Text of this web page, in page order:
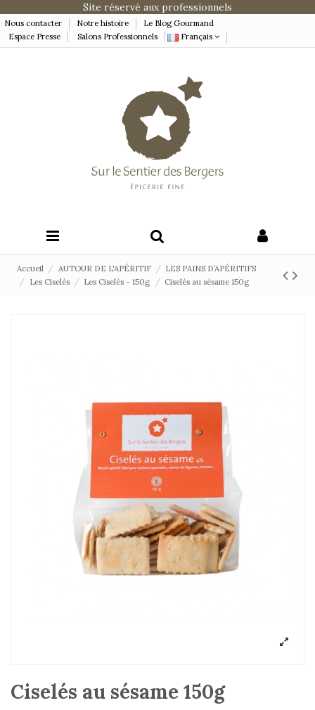
Site réservé aux professionnels
Nous contacter Notre histoire
Le Blog Gourmand
Espace Presse
Salons Professionnels Français
Accueil AUTOUR DE L'APÉRITIF
LES PAINS D’APÉRITIFS
Les Ciselés
Les Ciselés - 150g Ciselés au sésame 150g
Ciselés au sésame 150g